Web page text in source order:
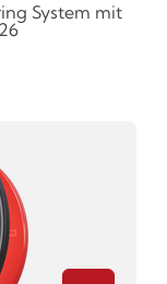
System mit